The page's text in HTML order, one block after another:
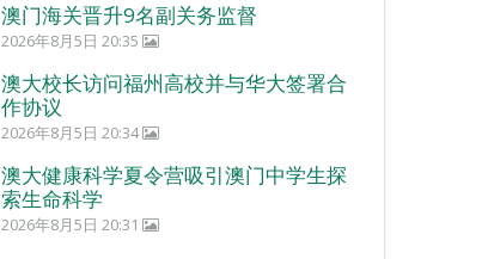
澳门海关晋升9名副关务监督
2026年8月5日 20:35
澳大校长访问福州高校并与华大签署合
作协议
2026年8月5日 20:34
澳大健康科学夏令营吸引澳门中学生探
索生命科学
2026年8月5日 20:31